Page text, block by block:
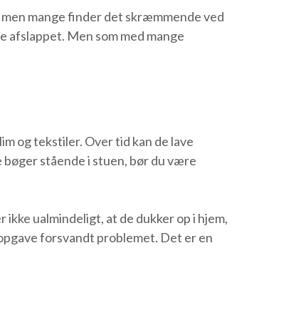
mange finder det skræmmende ved
Men som med mange
og tekstiler. Over tid kan de lave
bøger stående i stuen, bør du være
ualmindeligt, at de dukker op i hjem,
forsvandt problemet. Det er en